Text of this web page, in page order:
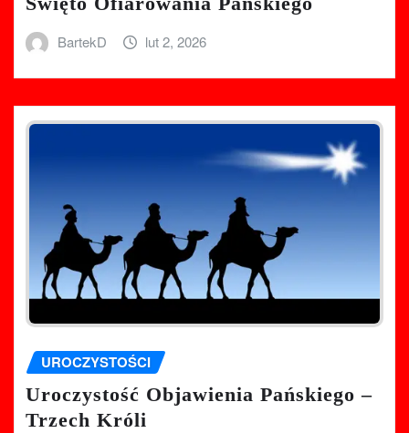
BartekD lut 2, 2026
UROCZYSTOŚCI
Uroczystość Objawienia Pańskiego –
Trzech Króli